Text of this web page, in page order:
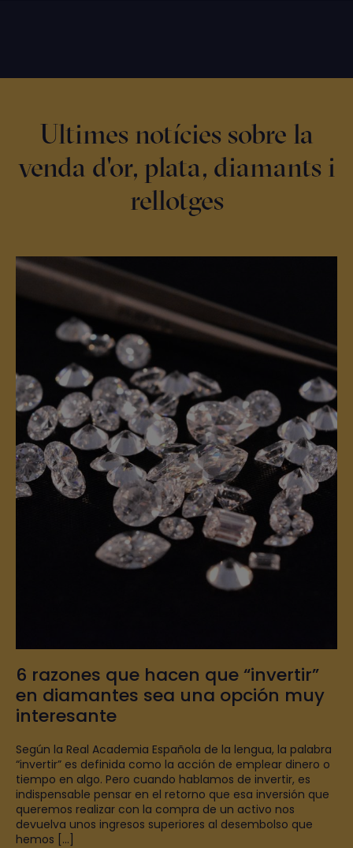
Ultimes notícies sobre la
venda d'or, plata, diamants i
rellotges
6 razones que hacen que “invertir”
en diamantes sea una opción muy
interesante
Según la Real Academia Española de la lengua, la palabra
“invertir” es definida como la acción de emplear dinero o
tiempo en algo. Pero cuando hablamos de invertir, es
indispensable pensar en el retorno que esa inversión que
queremos realizar con la compra de un activo nos
devuelva unos ingresos superiores al desembolso que
hemos […]